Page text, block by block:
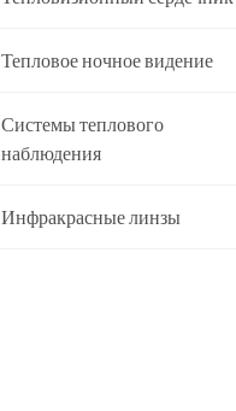
Тепловое ночное видение
Системы теплового
наблюдения
Инфракрасные линзы